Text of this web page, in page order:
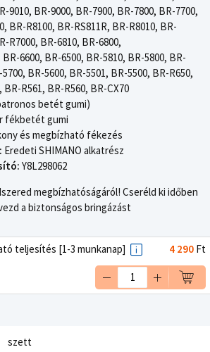
9010, BR-9000, BR-7900, BR-7800, BR-7700,
BR-R8100, BR-RS811R, BR-R8010, BR-
R7000, BR-6810, BR-6800,
BR-6600, BR-6500, BR-5810, BR-5800, BR-
BR-5600, BR-5501, BR-5500, BR-R650,
BR-R561, BR-R560, BR-CX70
betét gumi)
fékbetét gumi
és megbízható fékezés
Eredeti SHIMANO alkatrész
Y8L298062
megbízhatóságáról! Cseréld ki időben
a biztonságos bringázást
teljesítés [1-3 munkanap] 4 290 Ft
szett